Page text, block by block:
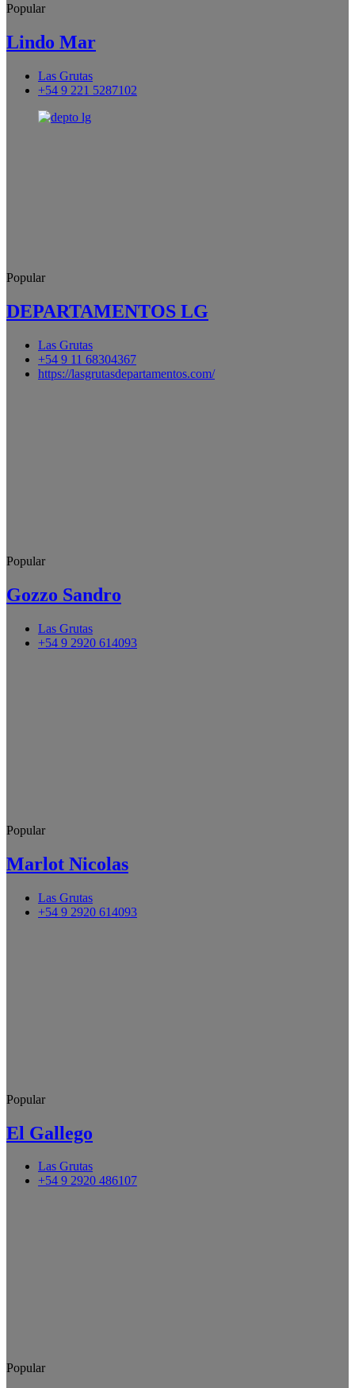
Popular
Lindo Mar
Las Grutas
+54 9 221 5287102
Popular
DEPARTAMENTOS LG
Las Grutas
+54 9 11 68304367
https://lasgrutasdepartamentos.com/
Popular
Gozzo Sandro
Las Grutas
+54 9 2920 614093
Popular
Marlot Nicolas
Las Grutas
+54 9 2920 614093
Popular
El Gallego
Las Grutas
+54 9 2920 486107
Popular